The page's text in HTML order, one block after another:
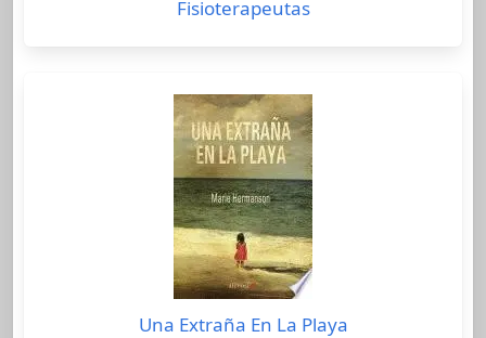
Fisioterapeutas
Una Extraña En La Playa